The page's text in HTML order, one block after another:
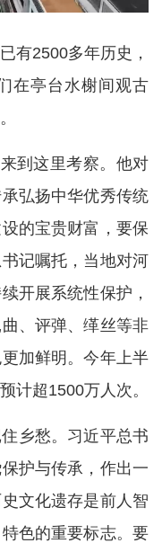
有2500多年历史，
在亭台水榭间观古
到这里考察。他对
弘扬中华优秀传统
的宝贵财富，要保
记嘱托，当地对河
开展系统性保护，
、评弹、缂丝等非
加鲜明。今年上半
计超1500万人次。
乡愁。习近平总书
护与传承，作出一
文化遗存是前人智
色的重要标志。要